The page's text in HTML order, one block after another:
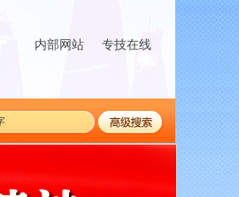
内部网站 专技在线